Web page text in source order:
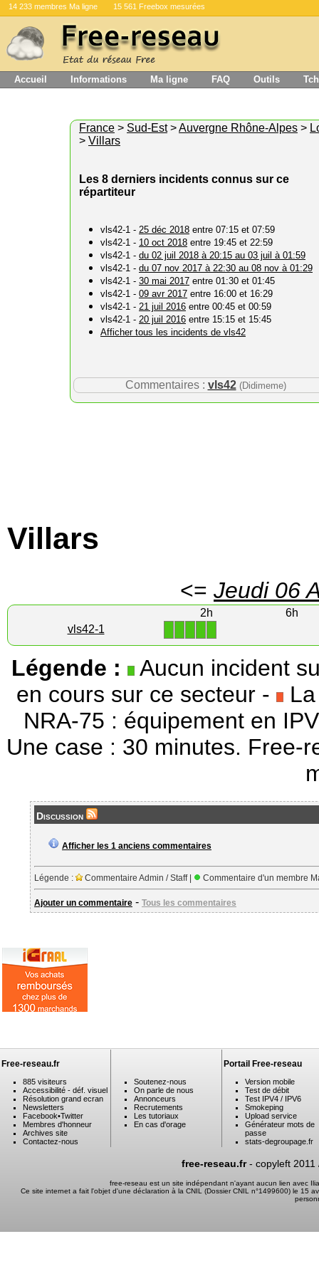
14 233 membres Ma ligne 15 561 Freebox mesurées
Accueil Informations Ma ligne FAQ Outils
France > Sud-Est>Auvergne Rhône-Alpes >
> Villars
Les 8 derniers incidents connus sur ce
répartiteur
vls42-1 - 25 déc 2018 entre 07:15 et 07:59
vls42-1 - 10 oct 2018 entre 19:45 et 22:59
vls42-1 - du 02 juil 2018 à 20:15 au 03 juil à 01:59
vls42-1 - du 07 nov 2017 à 22:30 au 08 nov à 01:29
vls42-1 - 30 mai 2017 entre 01:30 et 01:45
vls42-1 - 09 avr 2017 entre 16:00 et 16:29
vls42-1 - 21 juil 2016 entre 00:45 et 00:59
vls42-1 - 20 juil 2016 entre 15:15 et 15:45
Afficher tous les incidents de vls42
Commentaires : vls42 (Didimeme)
Villars
<= Jeudi 06
2h
6h
vls42-1
Légende :
Aucun incident
en cours sur ce secteur - La
NRA-75 : équipement en
Une case : 30 minutes. Free-
Discussion
Afficher les 1 anciens commentaires
Légende : Commentaire Admin / Staff | Commentaire d'un membre
Ajouter un commentaire - Tous les commentaires
Free-reseau.fr
885 visiteurs
Accessibilité - déf. visuel
Résolution grand ecran
Newsletters
Facebook•Twitter
Membres d'honneur
Archives site
Contactez-nous
Soutenez-nous
On parle de nous
Annonceurs
Recrutements
Les tutoriaux
En cas d'orage
Portail Free-reseau
Version mobile
Test de débit
Test IPV4 / IPV6
Smokeping
Upload service
Générateur mots de
passe
stats-degroupage.fr
free-reseau.fr- copyleft 2011
free-reseau est un site indépendant n'ayant aucun lien avec
Ce site internet a fait l'objet d'une déclaration à la CNIL (Dossier CNIL n°1499600) le 15